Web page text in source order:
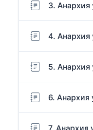
3. Анархия
4. Анархия
5. Анархия
6. Анархия